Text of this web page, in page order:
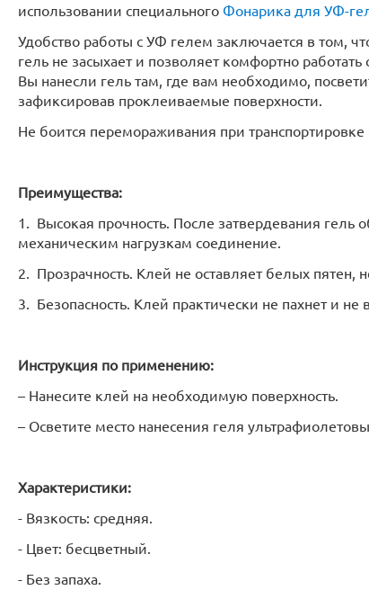
использовании специального Фонарика для УФ-
Удобство работы с УФ гелем заключается в том,
гель не засыхает и позволяет комфортно
Вы нанесли гель там, где вам необходимо,
зафиксировав проклеиваемые поверхности.
Не боится перемораживания при
Преимущества:
1. Высокая прочность. После затвердевания гель
механическим нагрузкам соединение.
2. Прозрачность. Клей не оставляет белых пятен,
3. Безопасность. Клей практически не пахнет и
Инструкция по применению:
– Нанесите клей на необходимую поверхность.
– Осветите место нанесения геля
Характеристики:
- Вязкость: средняя.
- Цвет: бесцветный.
- Без запаха.